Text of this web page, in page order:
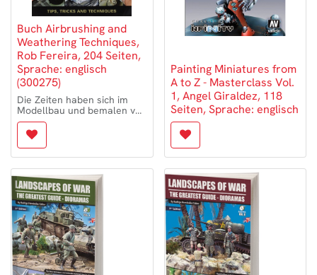
Buch Airbrushing and
Weathering Techniques,
Rob Fereira, 204 Seiten,
Sprache: englisch
(300275)
Die Zeiten haben sich im
Modellbau und bemalen von
Modellen geändert.
Mehr und mehr
Modellbauer verwenden nur
noch wasserbasierende
Dieses Anleitungsbuch
erklärt die Anwendung on
Acrylfarben.
Das Hauptaugenmerk liegt
dabei auf den Acrylicos
Vallejo, die Pioniere in
diesem Bereich waren.
Die Absicht ist es, die
Erfahrungen in der
Painting Miniatures from
A to Z - Masterclass Vol.
1, Angel Giraldez, 118
Seiten, Sprache: englisch